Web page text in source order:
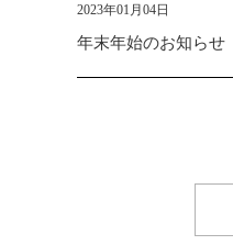
2023年01月04日
年末年始のお知らせ